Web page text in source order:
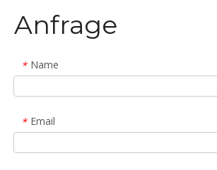
Anfrage
* Name
* Email